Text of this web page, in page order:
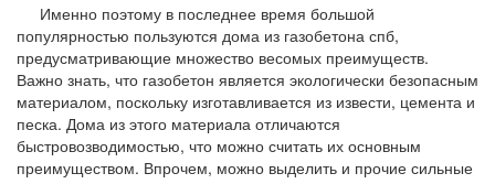
Именно поэтому в последнее время большой
популярностью пользуются дома из газобетона спб,
предусматривающие множество весомых преимуществ.
Важно знать, что газобетон является экологически безопасным
материалом, поскольку изготавливается из извести, цемента и
песка. Дома из этого материала отличаются
быстровозводимостью, что можно считать их основным
преимуществом. Впрочем, можно выделить и прочие сильные